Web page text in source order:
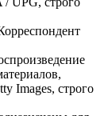
Images, строго